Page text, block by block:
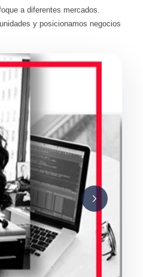
a diferentes mercados.
y posicionamos negocios